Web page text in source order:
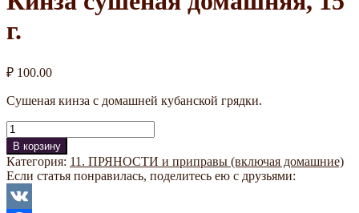
г.
₽ 100.00
Сушеная кинза с домашней кубанской грядки.
Количество
В корзину
Категория: 11. ПРЯНОСТИ и приправы (включая домашние)
Если статья понравилась, поделитесь ею с друзьями: